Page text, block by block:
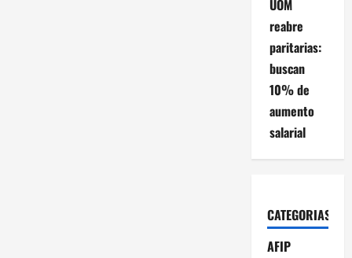
UOM
reabre
paritarias:
buscan
10% de
aumento
salarial
CATEGORIAS
AFIP